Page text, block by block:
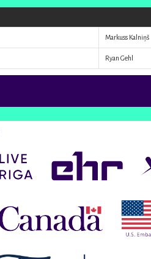
Markuss Kalniņš
Ryan Gehl